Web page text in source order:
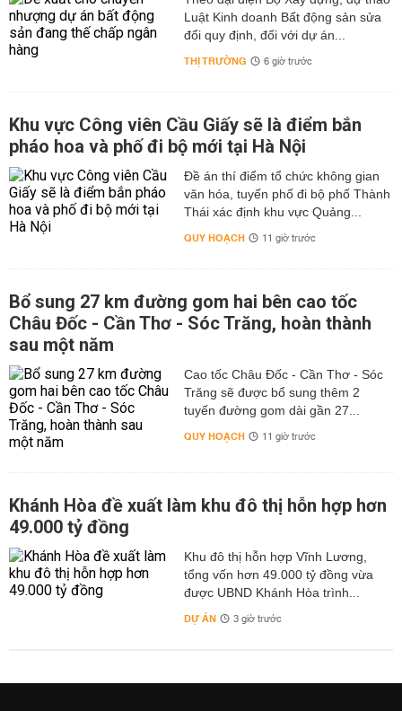
Luật Kinh doanh Bất động sản sửa
đổi quy định, đối với dự án...
THỊ TRƯỜNG 6 giờ trước
Khu vực Công viên Cầu Giấy sẽ là điểm bắn
pháo hoa và phố đi bộ mới tại Hà Nội
Đề án thí điểm tổ chức không gian
văn hóa, tuyến phố đi bộ phố Thành
Thái xác định khu vực Quảng...
QUY HOẠCH 11 giờ trước
Bổ sung 27 km đường gom hai bên cao tốc
Châu Đốc - Cần Thơ - Sóc Trăng, hoàn thành
sau một năm
Cao tốc Châu Đốc - Cần Thơ - Sóc
Trăng sẽ được bổ sung thêm 2
tuyến đường gom dài gần 27...
QUY HOẠCH 11 giờ trước
Khánh Hòa đề xuất làm khu đô thị hỗn hợp hơn
49.000 tỷ đồng
Khu đô thị hỗn hợp Vĩnh Lương,
tổng vốn hơn 49.000 tỷ đồng vừa
được UBND Khánh Hòa trình...
DỰ ÁN 3 giờ trước